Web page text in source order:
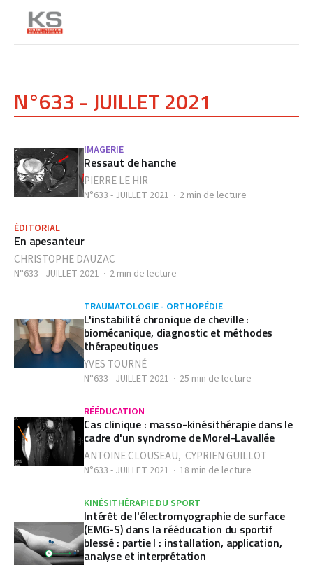
N°633 - JUILLET 2021
IMAGERIE
Ressaut de hanche
PIERRE LE HIR
N°633 - JUILLET 2021 2 min de lecture
ÉDITORIAL
En apesanteur
CHRISTOPHE DAUZAC
N°633 - JUILLET 2021 2 min de lecture
TRAUMATOLOGIE - ORTHOPÉDIE
L'instabilité chronique de cheville :
biomécanique, diagnostic et méthodes
thérapeutiques
YVES TOURNÉ
N°633 - JUILLET 2021 25 min de lecture
RÉÉDUCATION
Cas clinique : masso-kinésithérapie dans le
cadre d'un syndrome de Morel-Lavallée
ANTOINE CLOUSEAU, CYPRIEN GUILLOT
N°633 - JUILLET 2021 18 min de lecture
KINÉSITHÉRAPIE DU SPORT
Intérêt de l'électromyographie de surface
(EMG-S) dans la rééducation du sportif
blessé : partie I : installation, application,
analyse et interprétation